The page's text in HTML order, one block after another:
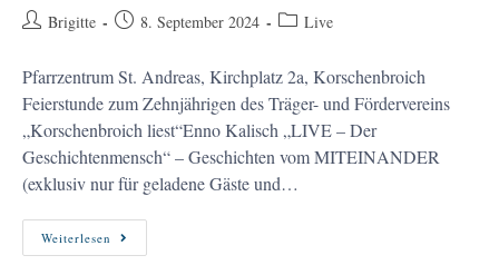
Beitrags-
Brigitte
Beitrag8. September 2024
Beitrags-
Live
Pfarrzentrum St. Andreas, Kirchplatz 2a, Korschenbroich
Feierstunde zum Zehnjährigen des Träger- und Fördervereins
„Korschenbroich liest“Enno Kalisch „LIVE – Der
Geschichtenmensch“ – Geschichten vom MITEINANDER
(exklusiv nur für geladene Gäste und…
Weiterlesen 06.10.2024,
16:30